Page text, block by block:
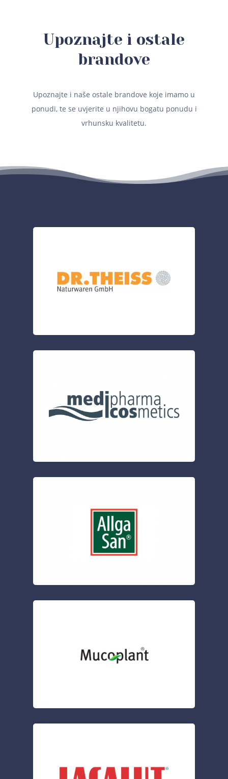
Upoznajte i ostale
brandove
Upoznajte i naše ostale brandove koje imamo u
ponudi, te se uvjerite u njihovu bogatu ponudu i
vrhunsku kvalitetu.